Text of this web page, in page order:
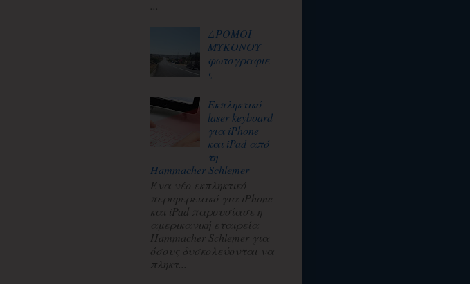
ΔΡΟΜΟΙ
ΜΥΚΟΝΟΥ
φωτογραφιε
ς
Εκπληκτικό
laser keyboard
για iPhone
και iPad από
τη
Hammacher Schlemer
Ένα νέο εκπληκτικό
περιφερειακό για iPhone
και iPad παρουσίασε η
αμερικανική εταιρεία
Hammacher Schlemer για
όσους δυσκολεύονται να
πληκτ...